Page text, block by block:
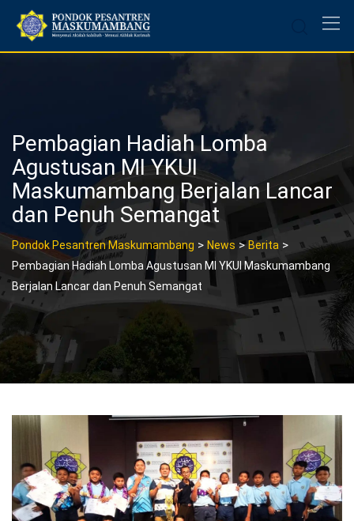
content
Pembagian Hadiah Lomba
Agustusan MI YKUI
Maskumambang Berjalan Lancar
dan Penuh Semangat
Pondok Pesantren Maskumambang > News > Berita >
Pembagian Hadiah Lomba Agustusan MI YKUI Maskumambang
Berjalan Lancar dan Penuh Semangat